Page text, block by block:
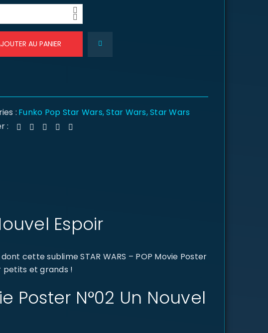
AU PANIER
: Funko Pop Star Wars,Star Wars,Star Wars
:
Espoir
cette sublime STAR WARS – POP Movie Poster
petits et grands !
Poster N°02 Un Nouvel